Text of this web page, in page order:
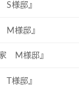
様邸』
M様邸』
M様邸』
様邸』